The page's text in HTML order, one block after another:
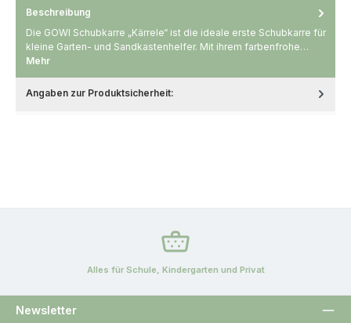
Beschreibung
Die GOWI Schubkarre „Kärrele“ ist die ideale erste Schubkarre für
kleine Garten- und Sandkastenhelfer. Mit ihrem farbenfrohe…
Mehr
Angaben zur Produktsicherheit:
Alles für Schule, Kindergarten und Privat
Newsletter